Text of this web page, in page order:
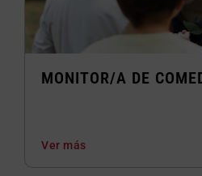
MONITOR/A DE
Ver más